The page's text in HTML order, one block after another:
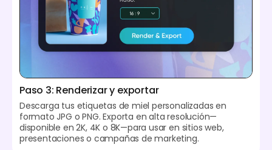
Paso 3: Renderizar y exportar
Descarga tus etiquetas de miel personalizadas en
formato JPG o PNG. Exporta en alta resolución—
disponible en 2K, 4K o 8K—para usar en sitios web,
presentaciones o campañas de marketing.